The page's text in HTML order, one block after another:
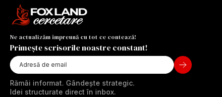
Ne actualizăm împreună cu tot ce contează!
Primește scrisorile noastre constant!
Rămâi informat. Gândește strategic.
Idei structurate direct în inbox.